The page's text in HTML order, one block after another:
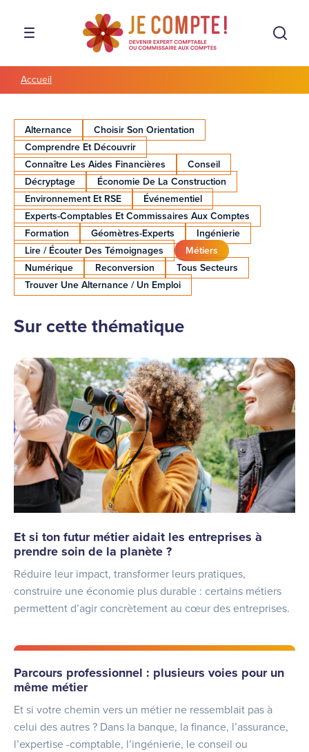
Aller au contenu
Aller à la navigation
MENU
Accueil
Alternance
Choisir Son Orientation
Comprendre Et Découvrir
Connaître Les Aides Financières
Conseil
Décryptage
Économie De La Construction
Environnement Et RSE
Événementiel
Experts-Comptables Et Commissaires Aux Comptes
Formation
Géomètres-Experts
Ingénierie
Lire / Écouter Des Témoignages
Métiers
Numérique
Reconversion
Tous Secteurs
Trouver Une Alternance / Un Emploi
Sur cette thématique
Et si ton futur métier aidait les entreprises à
prendre soin de la planète ?
Réduire leur impact, transformer leurs pratiques,
construire une économie plus durable : certains métiers
permettent d’agir concrètement au cœur des entreprises.
Parcours professionnel : plusieurs voies pour un
même métier
Et si votre chemin vers un métier ne ressemblait pas à
celui des autres ? Dans la banque, la finance, l’assurance,
l’expertise -comptable, l’ingénierie, le conseil ou